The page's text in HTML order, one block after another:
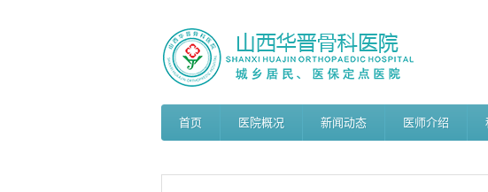
首页 医院概况 新闻动态 医师介绍